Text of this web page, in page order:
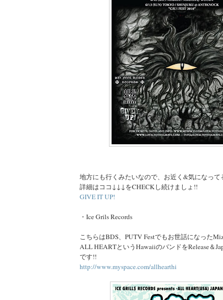
地方にも行くみたいなので、お近く&気になっ
詳細はココ↓↓↓をCHECKし続けましょ!!
GIVE IT UP!
・Ice Grils Records
こちらはBDS、PUTV Festでもお世話になった
ALL HEARTというHawaiiのバンドをRelease＆
です!!
http://www.myspace.com/allhearthi